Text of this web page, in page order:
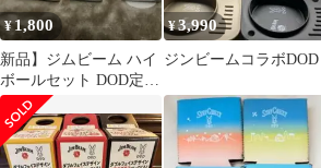
¥1,800
新品】ジムビーム ハイ
ボールセット DOD定量
ポーラー＆オリジナル
ジョッキ2個
¥3,990
ジンビームコラボDOD